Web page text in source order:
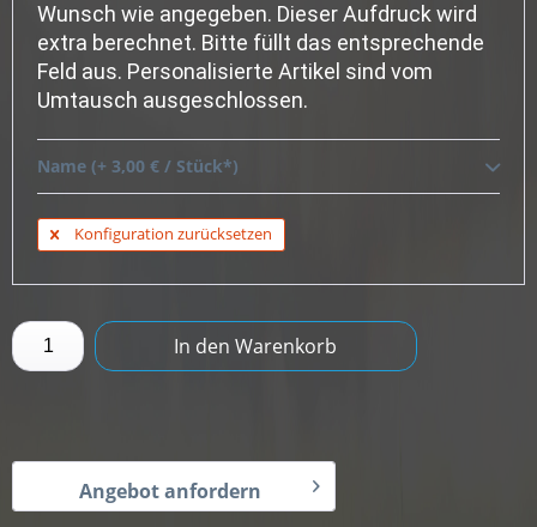
Wunsch wie angegeben. Dieser Aufdruck wird
extra berechnet. Bitte füllt das entsprechende
Feld aus. Personalisierte Artikel sind vom
Umtausch ausgeschlossen.
Name (+ 3,00 € / Stück*)
Konfiguration zurücksetzen
In den Warenkorb
Angebot anfordern